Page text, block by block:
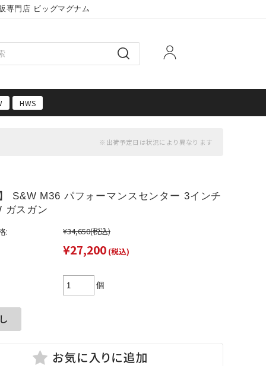
専門店 ビッグマグナム
HWS
S&W M36 パフォーマンスセンター 3インチ
ガスガン
: ¥34,650(税込)
¥27,200 (税込)
個